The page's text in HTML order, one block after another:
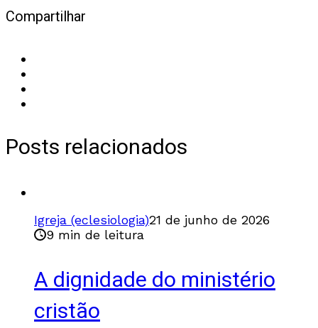
Compartilhar
Posts relacionados
Igreja (eclesiologia)21 de junho de 2026
9 min de leitura
A dignidade do ministério
cristão